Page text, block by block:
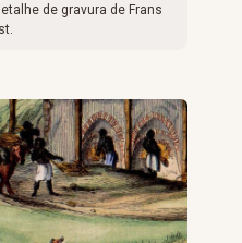
de gravura de Frans